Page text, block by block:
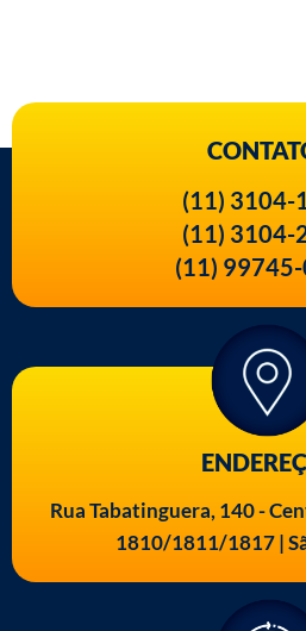
(11) 3104-
(11) 3104-
(11)
Rua Tabatinguera, 140 -
1810/1811/1817 |